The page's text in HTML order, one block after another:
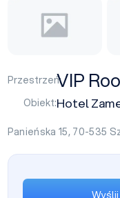
Przestrzeń:VIP
Obiekt:Hotel
Panieńska 15, 70-535